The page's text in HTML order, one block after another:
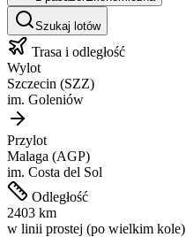
Szukaj lotów
Trasa i odległość
Wylot
Szczecin (SZZ)
im. Goleniów
Przylot
Malaga (AGP)
im. Costa del Sol
Odległość
2403 km
w linii prostej (po wielkim kole)